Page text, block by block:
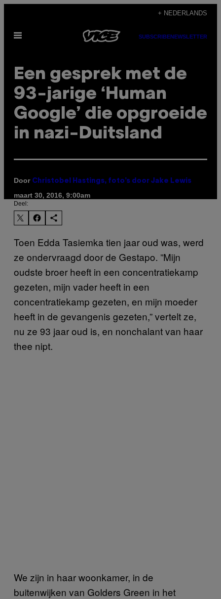
de
+ NEDERLANDS
Open
SUBSCRIBENEWSLETTER
Een gesprek met de
93-jarige ‘Human
Google’ die opgroeide
in nazi-Duitsland
Door Christobel Hastings, foto’s door Jake Lewis
maart 30, 2016, 9:00am
Deel:
Toen Edda Tasiemka tien jaar oud was, werd
ze ondervraagd door de Gestapo. ”Mijn
oudste broer heeft in een concentratiekamp
gezeten, mijn vader heeft in een
concentratiekamp gezeten, en mijn moeder
heeft in de gevangenis gezeten,” vertelt ze,
nu ze 93 jaar oud is, en nonchalant van haar
thee nipt.
We zijn in haar woonkamer, in de
buitenwijken van Golders Green in het